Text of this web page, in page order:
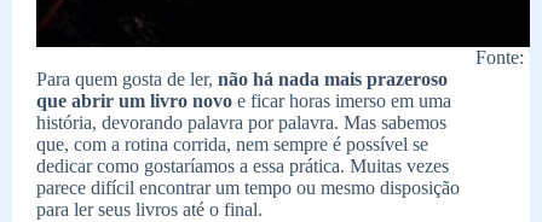
Fonte:
Para quem gosta de ler, não há nada mais prazeroso
que abrir um livro novo e ficar horas imerso em uma
história, devorando palavra por palavra. Mas sabemos
que, com a rotina corrida, nem sempre é possível se
dedicar como gostaríamos a essa prática. Muitas vezes
parece difícil encontrar um tempo ou mesmo disposição
para ler seus livros até o final.